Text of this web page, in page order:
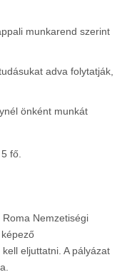
munkarend szerint
adva folytatják,
önként munkát
fő.
Roma Nemzetiségi
kell eljuttatni.A pályázat